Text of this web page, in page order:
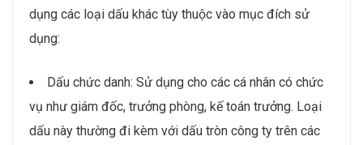
dụng các loại dấu khác tùy thuộc vào mục đích sử
dụng:
Dấu chức danh: Sử dụng cho các cá nhân có chức
vụ như giám đốc, trưởng phòng, kế toán trưởng. Loại
dấu này thường đi kèm với dấu tròn công ty trên các